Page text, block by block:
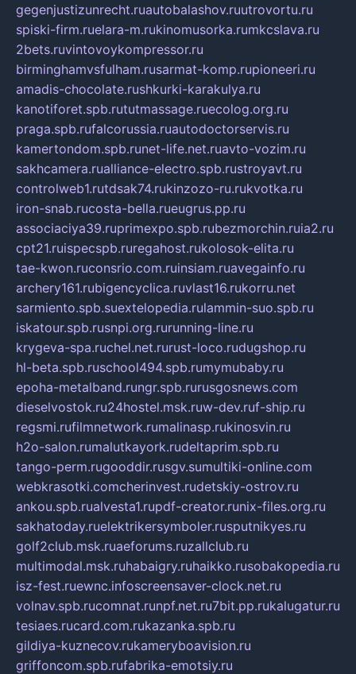
gegenjustizunrecht.ruautobalashov.ruutrovortu.ru
spiski-firm.ruelara-m.rukinomusorka.rumkcslava.ru
2bets.ruvintovoykompressor.ru
birminghamvsfulham.rusarmat-komp.rupioneeri.ru
amadis-chocolate.rushkurki-karakulya.ru
kanotiforet.spb.rututmassage.ruecolog.org.ru
praga.spb.rufalcorussia.ruautodoctorservis.ru
kamertondom.spb.runet-life.net.ruavto-vozim.ru
sakhcamera.rualliance-electro.spb.rustroyavt.ru
controlweb1.rutdsak74.rukinzozo-ru.rukvotka.ru
iron-snab.rucosta-bella.rueugrus.pp.ru
associaciya39.ruprimexpo.spb.rubezmorchin.ruia2.ru
cpt21.ruispecspb.ruregahost.rukolosok-elita.ru
tae-kwon.ruconsrio.com.ruinsiam.ruavegainfo.ru
archery161.rubigencyclica.ruvlast16.rukorru.net
sarmiento.spb.suextelopedia.rulammin-suo.spb.ru
iskatour.spb.rusnpi.org.rurunning-line.ru
krygeva-spa.ruchel.net.rurust-loco.rudugshop.ru
hl-beta.spb.ruschool494.spb.rumymubaby.ru
epoha-metalband.rungr.spb.rurusgosnews.com
dieselvostok.ru24hostel.msk.ruw-dev.ruf-ship.ru
regsmi.rufilmnetwork.rumalinasp.rukinosvin.ru
h2o-salon.rumalutkayork.rudeltaprim.spb.ru
tango-perm.rugooddir.rusgv.sumultiki-online.com
webkrasotki.comcherinvest.rudetskiy-ostrov.ru
ankou.spb.rualvesta1.rupdf-creator.runix-files.org.ru
sakhatoday.ruelektrikersymboler.rusputnikyes.ru
golf2club.msk.ruaeforums.ruzallclub.ru
multimodal.msk.ruhabaigry.ruhaikko.rusobakopedia.ru
isz-fest.ruewnc.infoscreensaver-clock.net.ru
volnav.spb.rucomnat.runpf.net.ru7bit.pp.rukalugatur.ru
tesiaes.rucard.com.rukazanka.spb.ru
gildiya-kuznecov.rukameryboavision.ru
griffoncom.spb.rufabrika-emotsiy.ru